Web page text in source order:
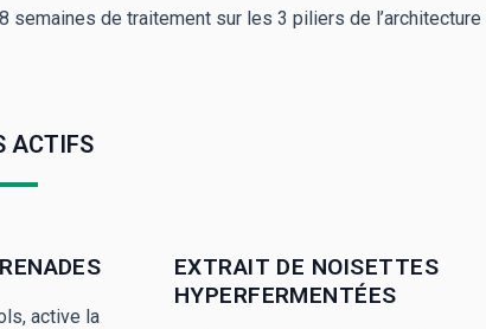
de traitement sur les 3 piliers de l’architecture
ACTIFS
active la
EXTRAIT DE NOISETTES
HYPERFERMENTÉES